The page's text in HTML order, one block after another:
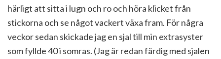
härligt att sitta i lugn och ro och höra klicket från
stickorna och se något vackert växa fram. För några
veckor sedan skickade jag en sjal till min extrasyster
som fyllde 40 i somras. (Jag är redan färdig med sjalen